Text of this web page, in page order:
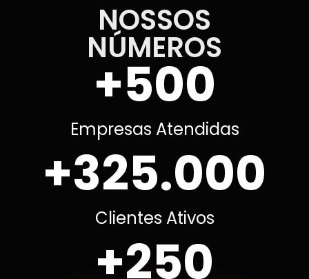
NOSSOS
NÚMEROS
Empresas Atendidas
+500
Clientes Ativos
+325.000
+250